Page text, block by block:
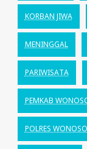
KORBAN JIWA
MENINGGAL
PARIWISATA
PEMKAB
POLRES